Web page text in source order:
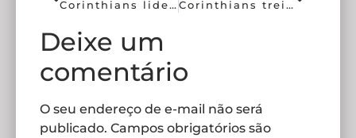
Corinthians lidera ranking de dívidas no futebol brasileiro em 2024 Corinthians treina na Data FIFA de olho no Brasileirão
Deixe um
comentário
O seu endereço de e-mail não será
publicado. Campos obrigatórios são